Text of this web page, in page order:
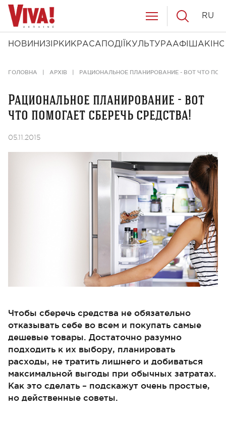
НОВИНИ ЗІРКИ КРАСА ПОДІЇ КУЛЬТУРААФІША КІНО
RU
ГОЛОВНА АРХІВ РАЦИОНАЛЬНОЕ ПЛАНИРОВАНИЕ - ВОТ ЧТО
Рациональное планирование - вот
что помогает сберечь средства!
05.11.2015
Чтобы сберечь средства не обязательно
отказывать себе во всем и покупать самые
дешевые товары. Достаточно разумно
подходить к их выбору, планировать
расходы, не тратить лишнего и добиваться
максимальной выгоды при обычных затратах.
Как это сделать – подскажут очень простые,
но действенные советы.